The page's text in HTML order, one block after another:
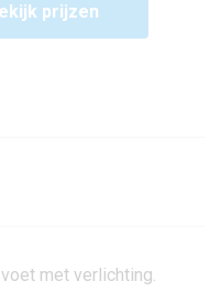
prijzen
met verlichting.